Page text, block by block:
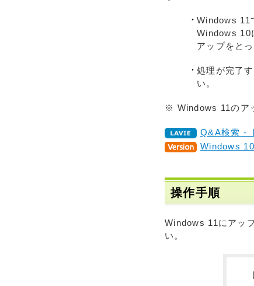
Windows 11
Windows 10
アップをと
処理が完了
い。
※ Windows 11のア
Q&A検索 -
Windows
操作手順
Windows 11にアッ
い。